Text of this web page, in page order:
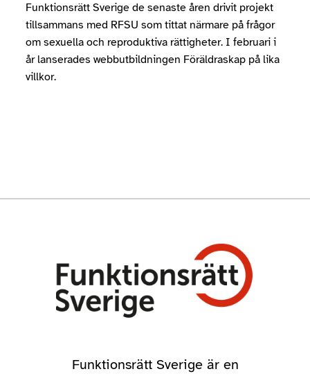
Funktionsrätt Sverige de senaste åren drivit projekt
tillsammans med RFSU som tittat närmare på frågor
om sexuella och reproduktiva rättigheter. I februari i
år lanserades webbutbildningen Föräldraskap på lika
villkor.
Funktionsrätt Sverige är en